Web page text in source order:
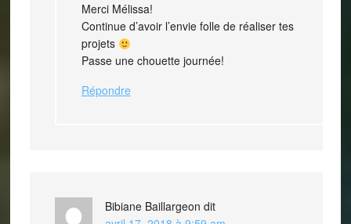
Merci Mélissa!
Continue d’avoir l’envie folle de réaliser tes
projets
Passe une chouette journée!
Répondre
Bibiane Baillargeon dit